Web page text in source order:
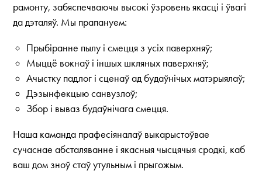
рамонту, забяспечваючы высокі ўзровень якасці і ўвагі
да дэталяў. Мы прапануем:
Прыбіранне пылу і смецця з усіх паверхняў;
Мыццё вокнаў і іншых шкляных паверхняў;
Ачыстку падлог і сценаў ад будаўнічых матэрыялаў;
Дэзынфекцыю санвузлоў;
Збор і вываз будаўнічага смецця.
Наша каманда прафесіяналаў выкарыстоўвае
сучаснае абсталяванне і якасныя чысцячыя сродкі, каб
ваш дом зноў стаў утульным і прыгожым.